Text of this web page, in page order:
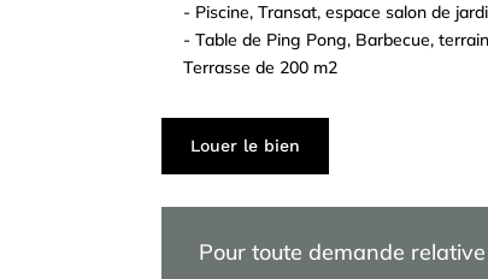
- Piscine, Transat, espace salon de
- Table de Ping Pong, Barbecue,
Terrasse de 200 m2
Louer le bien
Pour toute demande